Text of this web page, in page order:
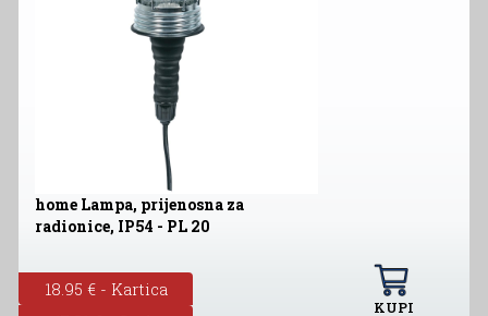
home Lampa, prijenosna za
radionice, IP54 - PL 20
18.95 € - Kartica
KUPI